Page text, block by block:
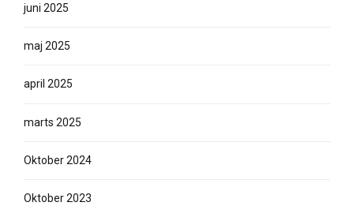
juni 2025
maj 2025
april 2025
marts 2025
Oktober 2024
Oktober 2023